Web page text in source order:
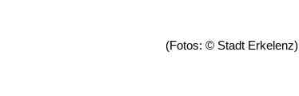
(Fotos: © Stadt Erkelenz)